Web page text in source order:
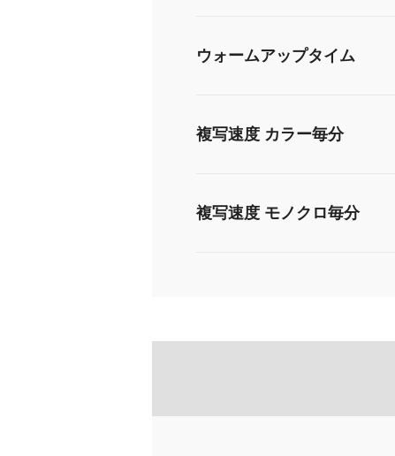
ウォームアップタイム
複写速度 カラー毎分
複写速度 モノクロ毎分